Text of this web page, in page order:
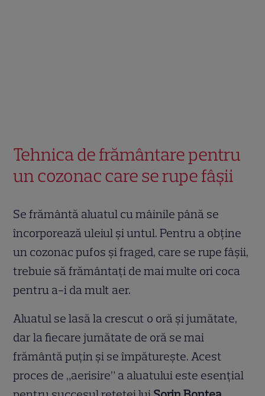
Tehnica de frământare pentru
un cozonac care se rupe fâșii
Se frământă aluatul cu mâinile până se
încorporează uleiul și untul. Pentru a obține
un cozonac pufos și fraged, care se rupe fâșii,
trebuie să frământați de mai multe ori coca
pentru a-i da mult aer.
Aluatul se lasă la crescut o oră și jumătate,
dar la fiecare jumătate de oră se mai
frământă puțin și se împăturește. Acest
proces de „aerisire” a aluatului este esențial